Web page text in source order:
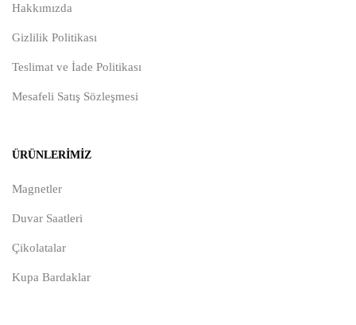
Hakkımızda
Gizlilik Politikası
Teslimat ve İade Politikası
Mesafeli Satış Sözleşmesi
ÜRÜNLERIMIZ
Magnetler
Duvar Saatleri
Çikolatalar
Kupa Bardaklar